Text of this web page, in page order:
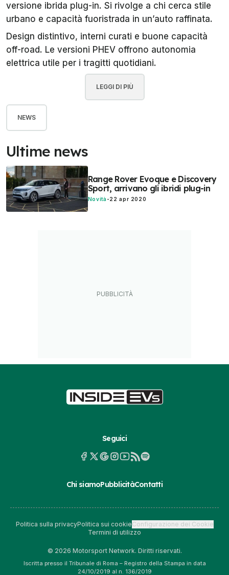
versione ibrida plug-in. Si rivolge a chi cerca stile
urbano e capacità fuoristrada in un’auto raffinata.
Design distintivo, interni curati e buone capacità
off-road. Le versioni PHEV offrono autonomia
elettrica utile per i tragitti quotidiani.
LEGGI DI PIÙ
NEWS
Ultime news
Range Rover Evoque e Discovery
Sport, arrivano gli ibridi plug-in
Novità -22 apr 2020
Seguici
Chi siamoPubblicitàContatti
Politica sulla privacyPolitica sui cookieConfigurazione dei Cookie
Termini di utilizzo
© 2026 Motorsport Network. Diritti riservati.
Iscritta presso il Tribunale di Roma – Registro della Stampa in data
24/10/2019 al n. 136/2019